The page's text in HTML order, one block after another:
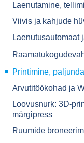
Laenutamine,
Viivis ja kahjude
Laenutusautomaat
Printimine,
Arvutitöökohad ja
Loovusnurk: 3D-
märgipress
Ruumide